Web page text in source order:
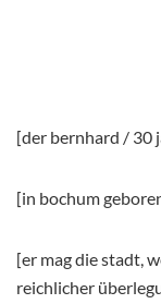
[der bernhard / 30
[in bochum
[er mag die stadt,
reichlicher